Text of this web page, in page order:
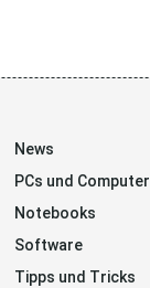
News
PCs und Computer
Notebooks
Software
Tipps und Tricks